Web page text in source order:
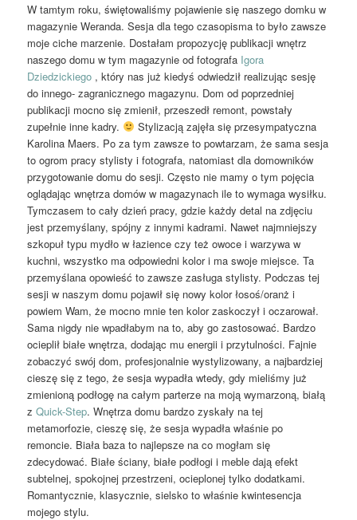
W tamtym roku, świętowaliśmy pojawienie się naszego domku w
magazynie Weranda. Sesja dla tego czasopisma to było zawsze
moje ciche marzenie. Dostałam propozycję publikacji wnętrz
naszego domu w tym magazynie od fotografa Igora
Dziedzickiego , który nas już kiedyś odwiedził realizując sesję
do innego- zagranicznego magazynu. Dom od poprzedniej
publikacji mocno się zmienił, przeszedł remont, powstały
zupełnie inne kadry.
Stylizacją zajęła się przesympatyczna
Karolina Maers. Po za tym zawsze to powtarzam, że sama sesja
to ogrom pracy stylisty i fotografa, natomiast dla domowników
przygotowanie domu do sesji. Często nie mamy o tym pojęcia
oglądając wnętrza domów w magazynach ile to wymaga wysiłku.
Tymczasem to cały dzień pracy, gdzie każdy detal na zdjęciu
jest przemyślany, spójny z innymi kadrami. Nawet najmniejszy
szkopuł typu mydło w łazience czy też owoce i warzywa w
kuchni, wszystko ma odpowiedni kolor i ma swoje miejsce. Ta
przemyślana opowieść to zawsze zasługa stylisty. Podczas tej
sesji w naszym domu pojawił się nowy kolor łosoś/oranż i
powiem Wam, że mocno mnie ten kolor zaskoczył i oczarował.
Sama nigdy nie wpadłabym na to, aby go zastosować. Bardzo
ocieplił białe wnętrza, dodając mu energii i przytulności. Fajnie
zobaczyć swój dom, profesjonalnie wystylizowany, a najbardziej
cieszę się z tego, że sesja wypadła wtedy, gdy mieliśmy już
zmienioną podłogę na całym parterze na moją wymarzoną, białą
zQuick-Step. Wnętrza domu bardzo zyskały na tej
metamorfozie, cieszę się, że sesja wypadła właśnie po
remoncie. Biała baza to najlepsze na co mogłam się
zdecydować. Białe ściany, białe podłogi i meble dają efekt
subtelnej, spokojnej przestrzeni, ocieplonej tylko dodatkami.
Romantycznie, klasycznie, sielsko to właśnie kwintesencja
mojego stylu.